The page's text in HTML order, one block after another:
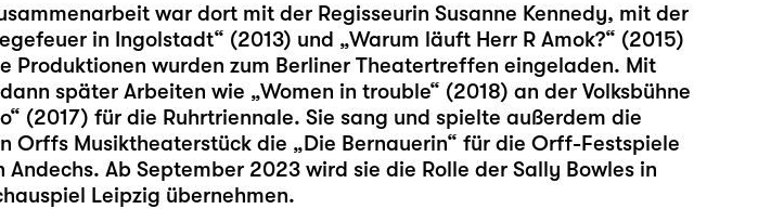
war dort mit der Regisseurin Susanne Kennedy, mit der
in Ingolstadt“ (2013) und „Warum läuft Herr R Amok?“ (2015)
Produktionen wurden zum Berliner Theatertreffen eingeladen. Mit
später Arbeiten wie „Women in trouble“ (2018) an der Volksbühne
(2017) für die Ruhrtriennale. Sie sang und spielte außerdem die
Orffs Musiktheaterstück die „Die Bernauerin“ für die Orff-Festspiele
Andechs. Ab September 2023 wird sie die Rolle der Sally Bowles in
Leipzig übernehmen.